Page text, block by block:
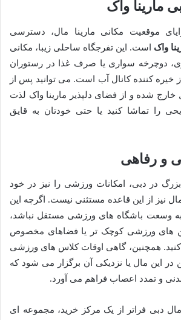
مارینا واک
موقعیت مکانی مارینا مال، دسترسی
واک است. این تفرجگاه ساحلی زیبا، مکانی
دوچرخه سواری یا صرف غذا در رستوران
خیره کننده کانال آب است. می توانید پس از
خارج شده و از فضای دلپذیر مارینا واک لذت
را تماشا کنید یا حتی خودتان به قایق
و رفاهی
در دبی، امکانات ورزشی را نیز در خود
مال نیز از این قاعده مستثنی نیست. اگرچه این
وسعت باشگاه های ورزشی مستقل نباشد،
های ورزشی کوچک تر یا فضاهای مخصوص
کنید. همچنین، گاهی اوقات کلاس های ورزشی
در این مال یا نزدیکی آن برگزار می شود که
و تمدد اعصاب فراهم می آورد.
مال دبی فراتر از یک مرکز خرید، مجموعه ای